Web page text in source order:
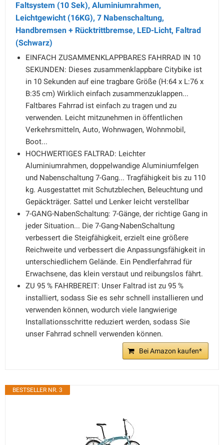
Faltsystem (10 Sek), Aluminiumrahmen,
Leichtgewicht (16KG), 7 Nabenschaltung,
Handbremsen + Rücktrittbremse, LED-Licht, Faltrad
(Schwarz)
EINFACH ZUSAMMENKLAPPBARES FAHRRAD IN 10
SEKUNDEN: Dieses zusammenklappbare Citybike ist
in 10 Sekunden auf eine tragbare Größe (H:64 x L:76 x
B:35 cm) Wirklich einfach zusammenzuklappen...
Faltbares Fahrrad ist einfach zu tragen und zu
verwenden. Leicht mitzunehmen in öffentlichen
Verkehrsmitteln, Auto, Wohnwagen, Wohnmobil,
Boot...
HOCHWERTIGES FALTRAD: Leichter
Aluminiumrahmen, doppelwandige Aluminiumfelgen
und Nabenschaltung 7-Gang... Tragfähigkeit bis zu 110
kg. Ausgestattet mit Schutzblechen, Beleuchtung und
Gepäckträger. Sattel und Lenker leicht verstellbar
7-GANG-NabenSchaltung: 7-Gänge, der richtige Gang in
jeder Situation... Die 7-Gang-NabenSchaltung
verbessert die Steigfähigkeit, erzielt eine größere
Reichweite und verbessert die Anpassungsfähigkeit in
unterschiedlichem Gelände. Ein Pendlerfahrrad für
Erwachsene, das klein verstaut und reibungslos fährt.
ZU 95 % FAHRBEREIT: Unser Faltrad ist zu 95 %
installiert, sodass Sie es sehr schnell installieren und
verwenden können, wodurch viele langwierige
Installationsschritte reduziert werden, sodass Sie
unser Fahrrad schnell verwenden können.
Bei Amazon kaufen*
BESTSELLER NR. 3